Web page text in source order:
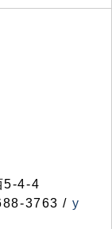
5-4-4
3763 / y